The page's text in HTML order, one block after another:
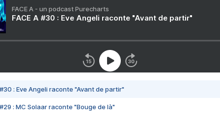
FACE A - un podcast Purecharts
FACE A #30 : Eve Angeli raconte "Avant de partir"
#30 : Eve Angeli raconte "Avant de partir"
#29 : MC Solaar raconte "Bouge de là"